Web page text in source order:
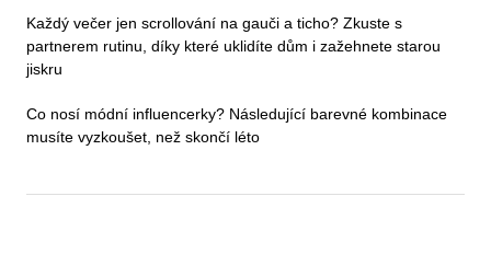
Každý večer jen scrollování na gauči a ticho? Zkuste s
partnerem rutinu, díky které uklidíte dům i zažehnete starou
jiskru
Co nosí módní influencerky? Následující barevné kombinace
musíte vyzkoušet, než skončí léto